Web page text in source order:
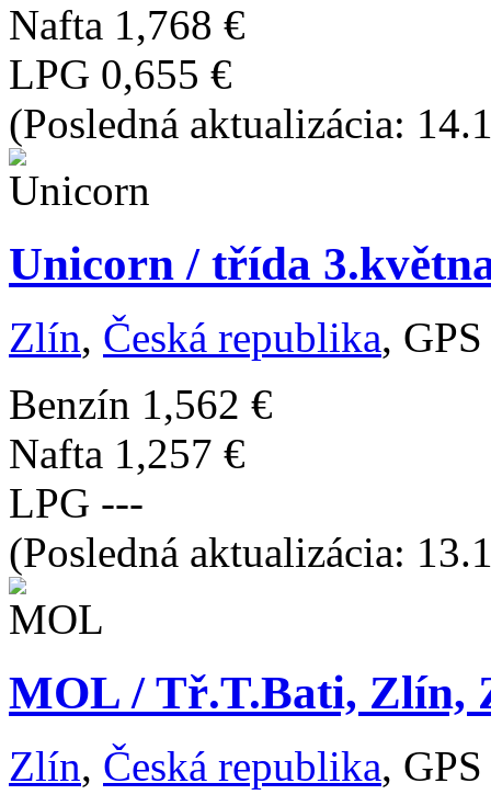
Nafta 1,768 €
LPG 0,655 €
(Posledná aktualizácia:
Unicorn / třída
Zlín, Česká republika,
Benzín 1,562 €
Nafta 1,257 €
LPG ---
(Posledná aktualizácia:
MOL / Tř.T.Bati, Zlín,
Zlín, Česká republika,